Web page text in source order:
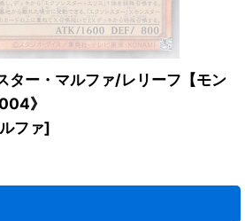
ー・マルファ/レリーフ【モン
》
ファ]